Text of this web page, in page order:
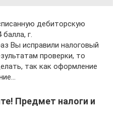
дебиторскую
г.
Вы исправили налоговый
проверки, то
так как оформление
Предмет налоги и